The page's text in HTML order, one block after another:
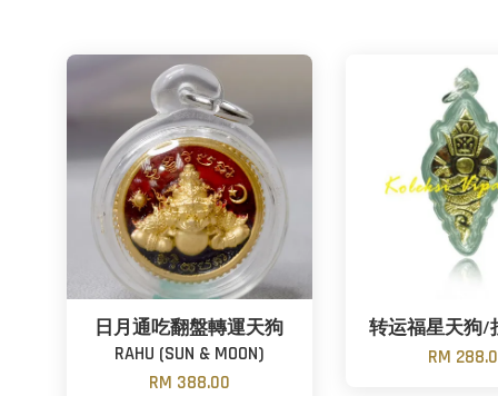
日月通吃翻盤轉運天狗
RAHU (SUN & MOON)
RM 388.00
转运福星天狗/
RM